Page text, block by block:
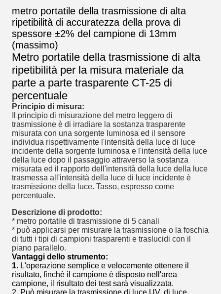
metro portatile della trasmissione di alta
ripetibilità di accuratezza della prova di
spessore ±2% del campione di 13mm
(massimo)
Metro portatile della trasmissione di alta
ripetibilità per la misura materiale da
parte a parte trasparente CT-25 di
percentuale
Principio di misura:
Il principio di misurazione del metro leggero di
trasmissione è di irradiare la sostanza trasparente
misurata con una sorgente luminosa ed il sensore
individua rispettivamente l'intensità della luce di luce
incidente della sorgente luminosa e l'intensità della luce
della luce dopo il passaggio attraverso la sostanza
misurata ed il rapporto dell'intensità della luce della luce
trasmessa all'intensità della luce di luce incidente è
trasmissione della luce. Tasso, espresso come
percentuale.
Descrizione di prodotto:
* metro portatile di trasmissione di 5 canali
* può applicarsi per misurare la trasmissione o la foschia
di tutti i tipi di campioni trasparenti e traslucidi con il
piano parallelo.
Vantaggi dello strumento:
1. L'operazione semplice e velocemente ottenere il
risultato, finchè il campione è disposto nell'area
campione, il risultato dei test sarà visualizzata.
2. Può misurare la trasmissione di luce UV, di luce